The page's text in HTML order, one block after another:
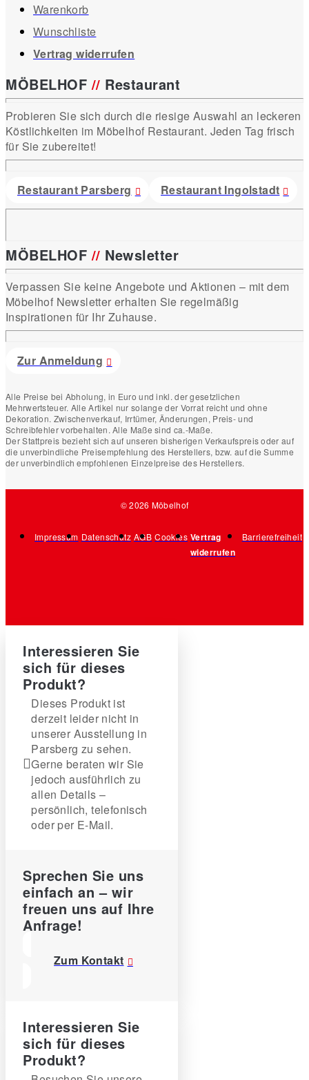
Warenkorb
Wunschliste
Vertrag widerrufen
MÖBELHOF // Restaurant
Probieren Sie sich durch die riesige Auswahl an leckeren
Köstlichkeiten im Möbelhof Restaurant. Jeden Tag frisch
für Sie zubereitet!
Restaurant Parsberg Restaurant Ingolstadt
MÖBELHOF // Newsletter
Verpassen Sie keine Angebote und Aktionen – mit dem
Möbelhof Newsletter erhalten Sie regelmäßig
Inspirationen für Ihr Zuhause.
Zur Anmeldung
Alle Preise bei Abholung, in Euro und inkl. der gesetzlichen
Mehrwertsteuer. Alle Artikel nur solange der Vorrat reicht und ohne
Dekoration. Zwischenverkauf, Irrtümer, Änderungen, Preis- und
Schreibfehler vorbehalten. Alle Maße sind ca.-Maße.
Der Stattpreis bezieht sich auf unseren bisherigen Verkaufspreis oder auf
die unverbindliche Preisempfehlung des Herstellers, bzw. auf die Summe
der unverbindlich empfohlenen Einzelpreise des Herstellers.
© 2026 Möbelhof
Impressum Datenschutz AGB Cookies Vertrag
widerrufen
Barrierefreiheit
Interessieren Sie
sich für dieses
Produkt?
Dieses Produkt ist
derzeit leider nicht in
unserer Ausstellung in
Parsberg zu sehen.
Gerne beraten wir Sie
jedoch ausführlich zu
allen Details –
persönlich, telefonisch
oder per E-Mail.
Sprechen Sie uns
einfach an – wir
freuen uns auf Ihre
Anfrage!
Zum Kontakt
Interessieren Sie
sich für dieses
Produkt?